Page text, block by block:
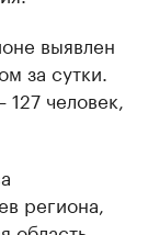
выявлен
за сутки.
человек,
региона,